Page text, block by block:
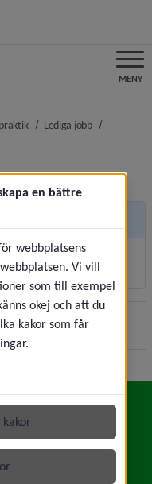
MENY
nivå i
Lediga jobb nivå i
Dela
öppnas i nytt
en bättre
webbplatsens
Vi vill
som till exempel
okej och att du
kakor som får